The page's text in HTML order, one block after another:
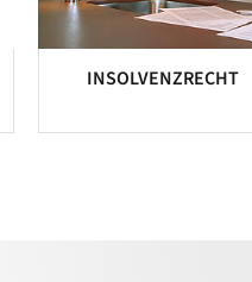
INSOLVENZRECHT